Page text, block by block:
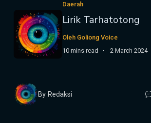
Daerah
Lirik Tarhatotong
Oleh Goliong Voice
10 mins read
2 March 2024
By Redaksi